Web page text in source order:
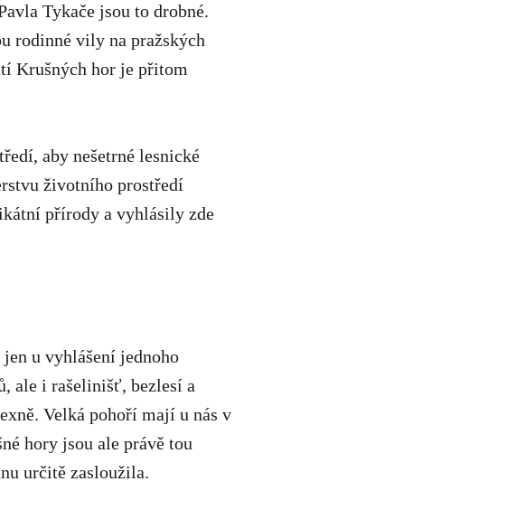
Tykače jsou to drobné.
rodinné vily na pražských
Krušných hor je přitom
aby nešetrné lesnické
životního prostředí
přírody a vyhlásily zde
u vyhlášení jednoho
ale i rašelinišť, bezlesí a
Velká pohoří mají u nás v
hory jsou ale právě tou
určitě zasloužila.